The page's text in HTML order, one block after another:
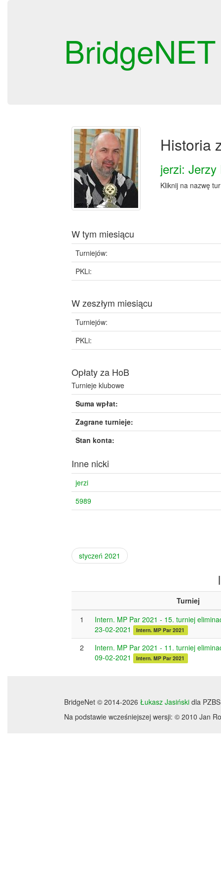
BridgeNET
Historia
jerzi:
Kliknij na nazwę
W tym miesiącu
Turniejów:
PKLi:
W zeszłym miesiącu
Turniejów:
PKLi:
Opłaty za HoB
Turnieje klubowe
Suma wpłat:
Zagrane turnieje:
Stan konta:
Inne nicki
jerzi
5989
styczeń 2021
Turniej
1
Intern. MP Par 2021 - 15. turniej
23-02-2021
Intern. MP Par 2021
2
Intern. MP Par 2021 - 11. turniej
09-02-2021
Intern. MP Par 2021
BridgeNet © 2014-2026 Łukasz Jasiński dla PZBS
Na podstawie wcześniejszej wersji: © 2010 Jan